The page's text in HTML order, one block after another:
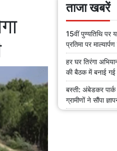
ताजा खबरें
15वीं पुण्यतिथि पर
प्रतिमा पर
हर घर तिरंगा
की बैठक में बनाई गई
बस्ती: अंबेडकर पार्क
ग्रामीणों ने सौंपा